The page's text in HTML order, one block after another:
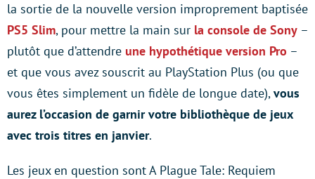
la sortie de la nouvelle version improprement baptisée
PS5 Slim, pour mettre la main sur la console de Sony –
plutôt que d’attendre une hypothétique version Pro –
et que vous avez souscrit au PlayStation Plus (ou que
vous êtes simplement un fidèle de longue date),vous
aurez l’occasion de garnir votre bibliothèque de jeux
avec trois titres en janvier.
Les jeux en question sont A Plague Tale: Requiem